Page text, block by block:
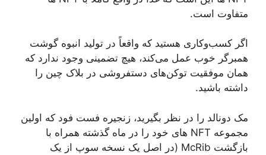
متفاوت است.
اگر کسب‌وکاری هستید که واقعاً در تولید انبوه گوشت
همبرگر خوب عمل می‌کند، هیچ تضمینی وجود ندارد که
همان موفقیت توکن‌های دستفروشی در بلاک چین را
داشته باشید.
مک دونالد را در نظر بگیرید، زنجیره فست فود که اولین
مجموعه NFT های خود را در ماه گذشته همراه با
بازگشت McRib (در اصل یک نسخه سوپ از یک